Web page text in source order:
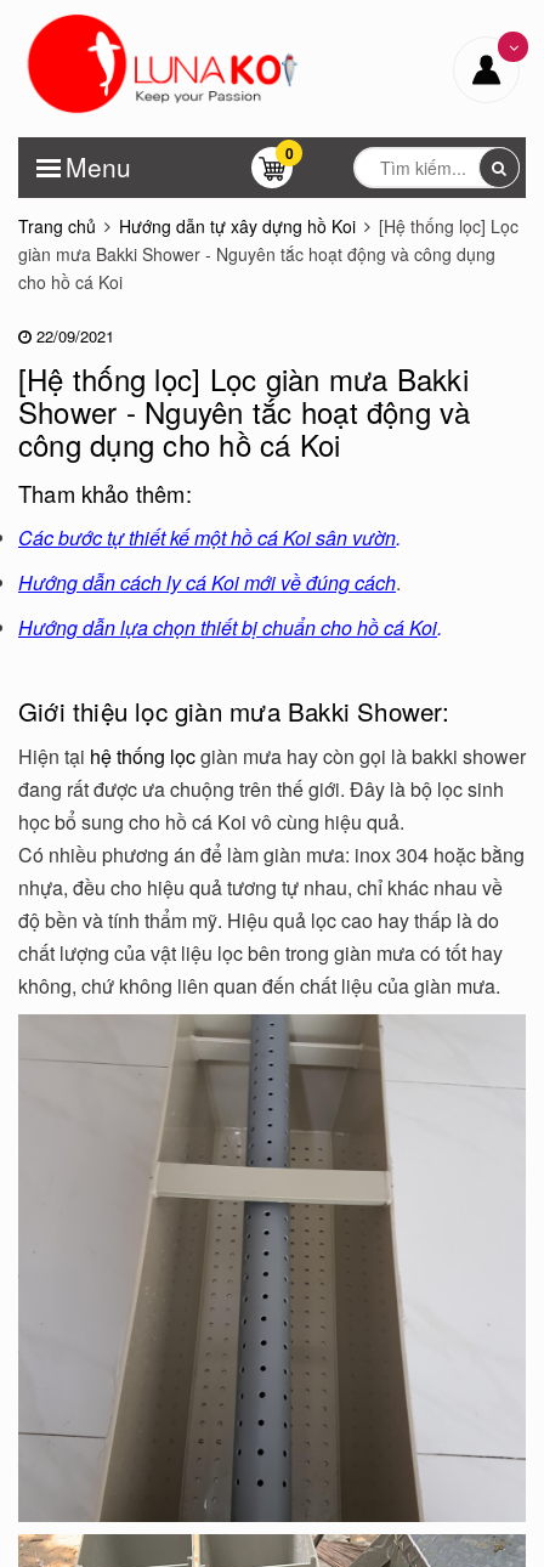
0
Menu
Trang chủ Hướng dẫn tự xây dựng hồ Koi
[Hệ thống lọc] Lọc
giàn mưa Bakki Shower - Nguyên tắc hoạt động và công dụng
cho hồ cá Koi
22/09/2021
[Hệ thống lọc] Lọc giàn mưa Bakki
Shower - Nguyên tắc hoạt động và
công dụng cho hồ cá Koi
Tham khảo thêm:
Các bước tự thiết kế một hồ cá Koi sân vườn.
Hướng dẫn cách ly cá Koi mới về đúng cách.
Hướng dẫn lựa chọn thiết bị chuẩn cho hồ cá Koi.
Giới thiệu lọc giàn mưa Bakki Shower:
Hiện tại hệ thống lọcgiàn mưa hay còn gọi là bakki shower
đang rất được ưa chuộng trên thế giới. Đây là bộ lọc sinh
học bổ sung cho hồ cá Koi vô cùng hiệu quả.
Có nhiều phương án để làm giàn mưa: inox 304 hoặc bằng
nhựa, đều cho hiệu quả tương tự nhau, chỉ khác nhau về
độ bền và tính thẩm mỹ. Hiệu quả lọc cao hay thấp là do
chất lượng của vật liệu lọc bên trong giàn mưa có tốt hay
không, chứ không liên quan đến chất liệu của giàn mưa.